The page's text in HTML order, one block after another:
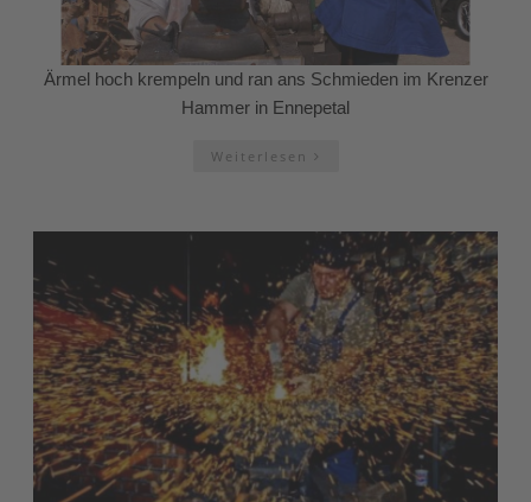
Ärmel hoch krempeln und ran ans Schmieden im Krenzer
Hammer in Ennepetal
Weiterlesen